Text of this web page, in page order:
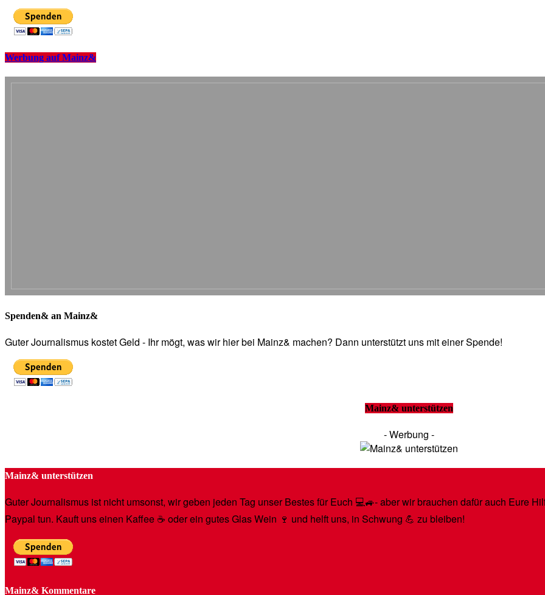
Werbung auf Mainz&
Spenden& an Mainz&
Guter Journalismus kostet Geld - Ihr mögt, was wir hier bei Mainz& machen? Dann unterstützt uns mit einer Spende!
Mainz& unterstützen
- Werbung -
Mainz& unterstützen
Guter Journalismus ist nicht umsonst, wir geben jeden Tag unser Bestes für Euch 💻🚙- aber wir brauchen dafür auch Eure
Paypal tun. Kauft uns einen Kaffee ☕️ oder ein gutes Glas Wein 🍷 und helft uns, in Schwung 💪 zu bleiben!
Mainz& Kommentare